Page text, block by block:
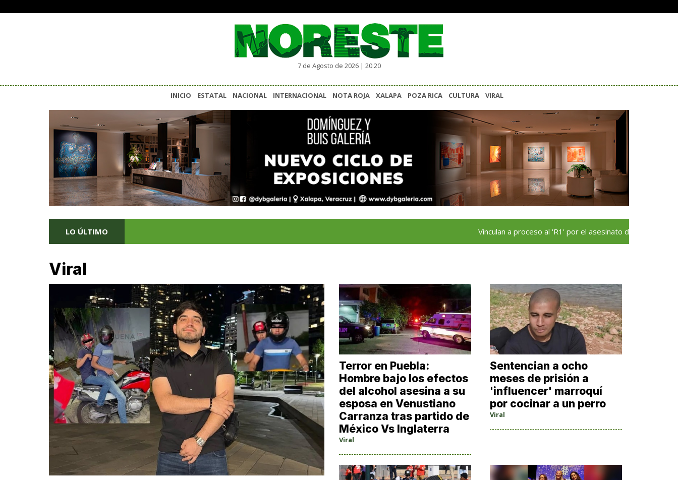
7 de Agosto de 2026 | 20:20
INICIO ESTATAL NACIONAL INTERNACIONAL NOTA ROJA XALAPA POZA RICA CULTURA VIRAL
LO ÚLTIMO Vinculan a proceso al 'R1' por el asesinato del alcalde Carlos
Viral
Terror en Puebla:
Hombre bajo los efectos
del alcohol asesina a su
esposa en Venustiano
Carranza tras partido de
México Vs Inglaterra
Viral
Sentencian a ocho
meses de prisión a
'influencer' marroquí
por cocinar a un perro
Viral